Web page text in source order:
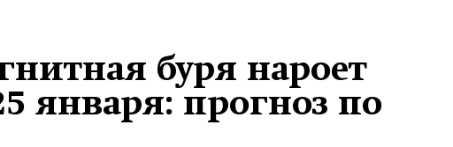
буря нароет
января: прогноз по